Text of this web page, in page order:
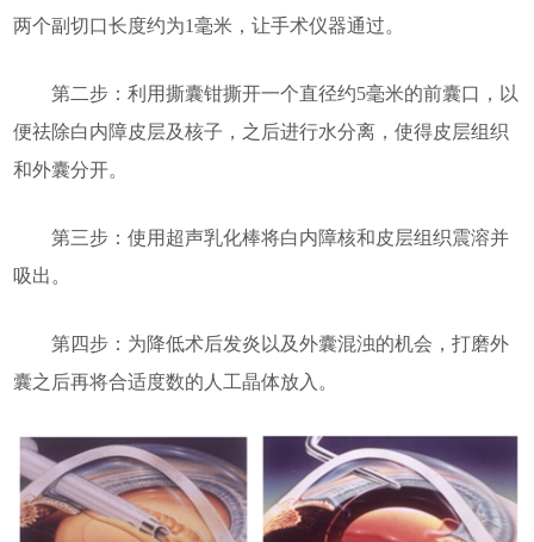
两个副切口长度约为1毫米，让手术仪器通过。
第二步：利用撕囊钳撕开一个直径约5毫米的前囊口，以
便祛除白内障皮层及核子，之后进行水分离，使得皮层组织
和外囊分开。
第三步：使用超声乳化棒将白内障核和皮层组织震溶并
吸出。
第四步：为降低术后发炎以及外囊混浊的机会，打磨外
囊之后再将合适度数的人工晶体放入。